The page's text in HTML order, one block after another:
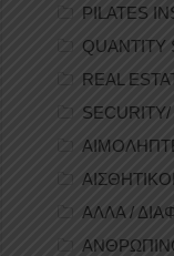
PILATES
QUANTITY
REAL
ΑΙΣΘΗΤΙΚΟΙ
ΑΛΛΑ /